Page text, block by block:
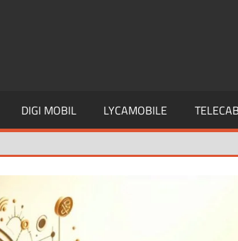
DIGI MOBIL LYCAMOBILE